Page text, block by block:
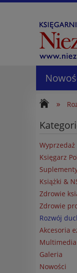
»
Wyprzedaż
Księgarz
Książki &
Zdrowie
Zdrowie
Rozwój
Akcesoria
Multimedia
Galeria
Nowości